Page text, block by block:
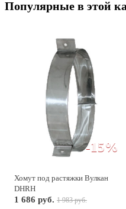
Популярные в этой
-15%
Хомут под растяжки Вулкан
DHRH
1 686 руб. 1 983 руб.